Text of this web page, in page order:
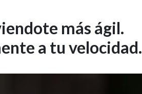
más ágil.
a tu velocidad.